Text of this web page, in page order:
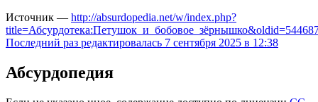
Источник — http://absurdopedia.net/w/index.php?
Последний раз редактировалась 7 сентября 2025 в 12:38
Абсурдопедия